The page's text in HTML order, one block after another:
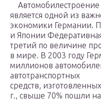
Автомобилестроение
является одной из
экономики Германии.
и Японии
третий по величине
в мире. В 2003 году
миллионов
автотранспортных
средств,
г., свыше 70% пошли на